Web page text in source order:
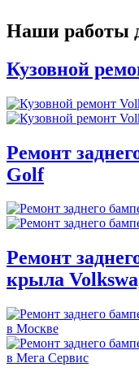
Наши работы
Кузовной
Ремонт
Golf
Ремонт
крыла